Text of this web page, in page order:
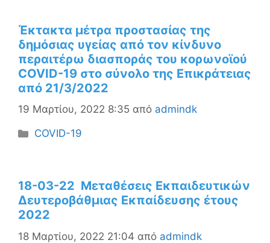
Έκτακτα μέτρα προστασίας της
δημόσιας υγείας από τον κίνδυνο
περαιτέρω διασποράς του κορωνοϊού
COVID-19 στο σύνολο της Επικράτειας
από 21/3/2022
19 Μαρτίου, 2022 8:35 από admindk
Κατηγορίες
COVID-19
18-03-22 Μεταθέσεις Εκπαιδευτικών
Δευτεροβάθμιας Εκπαίδευσης έτους
2022
18 Μαρτίου, 2022 21:04 από admindk